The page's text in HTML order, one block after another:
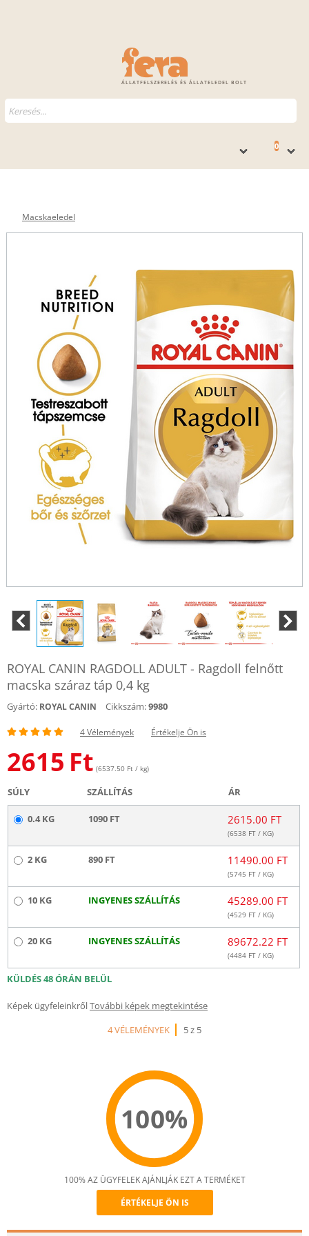
ÁLLATFELSZERELÉS ÉS ÁLLATELEDEL BOLT
0
Macskaeledel
ROYAL CANIN RAGDOLL ADULT - Ragdoll felnőtt
macska száraz táp 0,4 kg
Gyártó: ROYAL CANIN Cikkszám:9980
4 Vélemények Értékelje Ön is
2615 Ft (6537.50 Ft / kg)
SÚLY SZÁLLÍTÁS ÁR
0.4 KG 1090 FT 2615.00 FT
(6538 FT / KG)
2 KG 890 FT 11490.00 FT
(5745 FT / KG)
10 KG INGYENES SZÁLLÍTÁS 45289.00 FT
(4529 FT / KG)
20 KG INGYENES SZÁLLÍTÁS 89672.22 FT
(4484 FT / KG)
KÜLDÉS 48 ÓRÁN BELÜL
Képek ügyfeleinkrőlTovábbi képek megtekintése
4 VÉLEMÉNYEK
5 z 5
100%
Recommend
100% AZ ÜGYFELEK AJÁNLJÁK EZT A TERMÉKET
ÉRTÉKELJE ÖN IS